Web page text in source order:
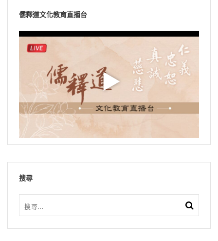
儒釋道文化教育直播台
搜尋